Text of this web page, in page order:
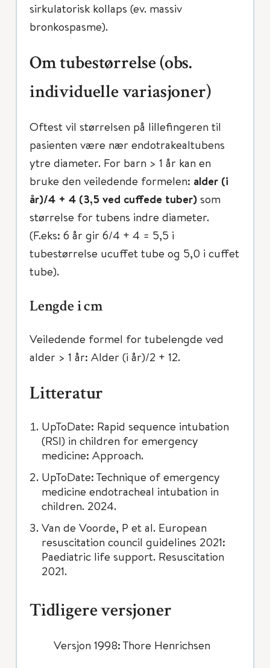
sirkulatorisk kollaps (ev. massiv
bronkospasme).
Om tubestørrelse (obs.
individuelle variasjoner)
Oftest vil størrelsen på lillefingeren til
pasienten være nær endotrakealtubens
ytre diameter. For barn > 1 år kan en
bruke den veiledende formelen: alder (i
år)/4 + 4 (3,5 ved cuffede tuber) som
størrelse for tubens indre diameter.
(F.eks: 6 år gir 6/4 + 4 = 5,5 i
tubestørrelse ucuffet tube og 5,0 i cuffet
tube).
Lengde i cm
Veiledende formel for tubelengde ved
alder > 1 år: Alder (i år)/2 + 12.
Litteratur
UpToDate: Rapid sequence intubation
(RSI) in children for emergency
medicine: Approach.
UpToDate: Technique of emergency
medicine endotracheal intubation in
children. 2024.
Van de Voorde, P et al. European
resuscitation council guidelines 2021:
Paediatric life support. Resuscitation
2021.
Tidligere versjoner
Versjon 1998: Thore Henrichsen